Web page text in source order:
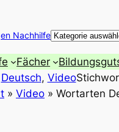
Nachhilfe
Fächer
Deutsch, Video
» Video » Wortarten